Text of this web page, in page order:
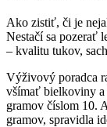
Ako zistiť, či je
Nestačí sa pozerať
– kvalitu tukov,
Výživový poradca
všímať bielkoviny a
gramov číslom 10.
gramov, spravidla